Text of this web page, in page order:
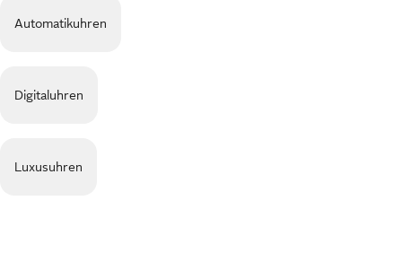
Automatikuhren
Digitaluhren
Luxusuhren